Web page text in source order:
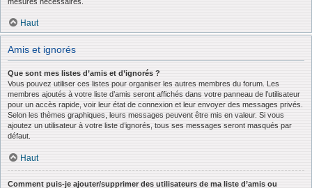
Haut
Amis et ignorés
Que sont mes listes d’amis et d’ignorés ?
Vous pouvez utiliser ces listes pour organiser les autres membres du forum. Les
membres ajoutés à votre liste d’amis seront affichés dans votre panneau de l’utilisateur
pour un accès rapide, voir leur état de connexion et leur envoyer des messages privés.
Selon les thèmes graphiques, leurs messages peuvent être mis en valeur. Si vous
ajoutez un utilisateur à votre liste d’ignorés, tous ses messages seront masqués par
défaut.
Haut
Comment puis-je ajouter/supprimer des utilisateurs de ma liste d’amis ou